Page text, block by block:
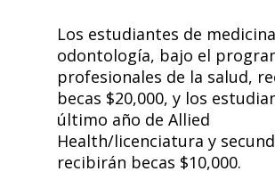
Los estudiantes de
odontología, bajo el
profesionales de la salud,
becas $20,000, y los
último año de Allied
Health/licenciatura y
recibirán becas $10,000.